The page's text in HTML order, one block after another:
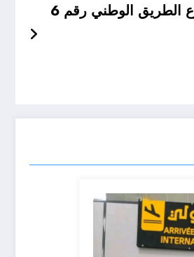
الطريق الوطني رقم 6